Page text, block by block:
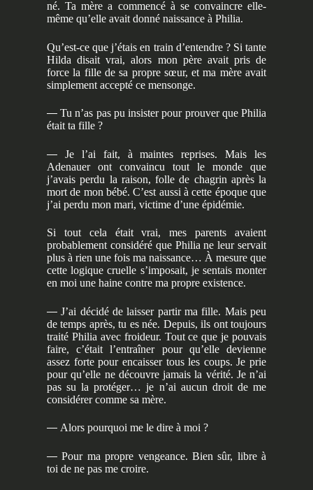
né. Ta mère a commencé à se convaincre elle-
même qu’elle avait donné naissance à Philia.
Qu’est-ce que j’étais en train d’entendre ? Si tante
Hilda disait vrai, alors mon père avait pris de
force la fille de sa propre sœur, et ma mère avait
simplement accepté ce mensonge.
—Tu n’as pas pu insister pour prouver que Philia
était ta fille ?
— Je l’ai fait, à maintes reprises. Mais les
Adenauer ont convaincu tout le monde que
j’avais perdu la raison, folle de chagrin après la
mort de mon bébé. C’est aussi à cette époque que
j’ai perdu mon mari, victime d’une épidémie.
Si tout cela était vrai, mes parents avaient
probablement considéré que Philia ne leur servait
plus à rien une fois ma naissance… À mesure que
cette logique cruelle s’imposait, je sentais monter
en moi une haine contre ma propre existence.
—J’ai décidé de laisser partir ma fille. Mais peu
de temps après, tu es née. Depuis, ils ont toujours
traité Philia avec froideur. Tout ce que je pouvais
faire, c’était l’entraîner pour qu’elle devienne
assez forte pour encaisser tous les coups. Je prie
pour qu’elle ne découvre jamais la vérité. Je n’ai
pas su la protéger… je n’ai aucun droit de me
considérer comme sa mère.
— Alors pourquoi me le dire à moi ?
—Pour ma propre vengeance. Bien sûr, libre à
toi de ne pas me croire.